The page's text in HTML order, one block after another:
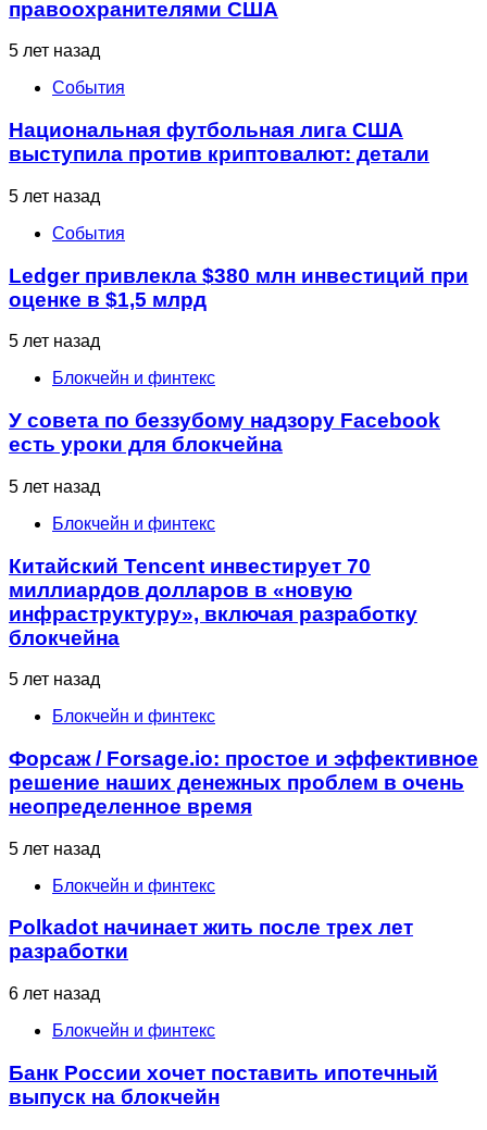
правоохранителями США
5 лет назад
События
Национальная футбольная лига США
выступила против криптовалют: детали
5 лет назад
События
Ledger привлекла $380 млн инвестиций при
оценке в $1,5 млрд
5 лет назад
Блокчейн и финтекс
У совета по беззубому надзору Facebook
есть уроки для блокчейна
5 лет назад
Блокчейн и финтекс
Китайский Tencent инвестирует 70
миллиардов долларов в «новую
инфраструктуру», включая разработку
блокчейна
5 лет назад
Блокчейн и финтекс
Форсаж / Forsage.io: простое и эффективное
решение наших денежных проблем в очень
неопределенное время
5 лет назад
Блокчейн и финтекс
Polkadot начинает жить после трех лет
разработки
6 лет назад
Блокчейн и финтекс
Банк России хочет поставить ипотечный
выпуск на блокчейн